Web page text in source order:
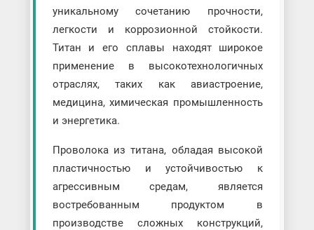
уникальному сочетанию прочности,
легкости и коррозионной стойкости.
Титан и его сплавы находят широкое
применение в высокотехнологичных
отраслях, таких как авиастроение,
медицина, химическая промышленность
и энергетика.
Проволока из титана, обладая высокой
пластичностью и устойчивостью к
агрессивным средам, является
востребованным продуктом в
производстве сложных конструкций,